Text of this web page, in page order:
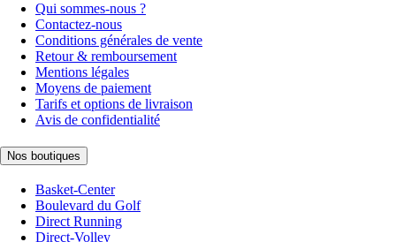
Qui sommes-nous ?
Contactez-nous
Conditions générales de vente
Retour & remboursement
Mentions légales
Moyens de paiement
Tarifs et options de livraison
Avis de confidentialité
Nos boutiques
Basket-Center
Boulevard du Golf
Direct Running
Direct-Volley